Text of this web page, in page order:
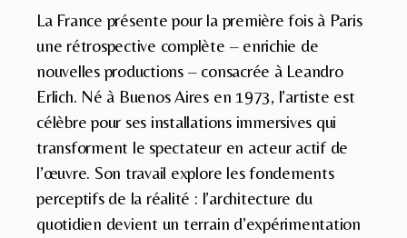
La France présente pour la première fois à Paris
une rétrospective complète – enrichie de
nouvelles productions – consacrée à Leandro
Erlich. Né à Buenos Aires en 1973, l’artiste est
célèbre pour ses installations immersives qui
transforment le spectateur en acteur actif de
l’œuvre. Son travail explore les fondements
perceptifs de la réalité : l’architecture du
quotidien devient un terrain d’expérimentation